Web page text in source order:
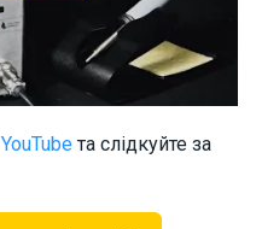
та слідкуйте за